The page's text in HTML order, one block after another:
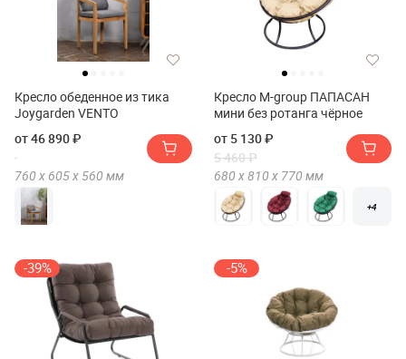
Кресло обеденное из тика
Joygarden VENTO
от 46 890 ₽
760 х 605 х 560 мм
Кресло M-group ПАПАСАН
мини без ротанга чёрное
от 5 130 ₽
5 460 ₽
680 х810 х 770 мм
+4
-39% -5%